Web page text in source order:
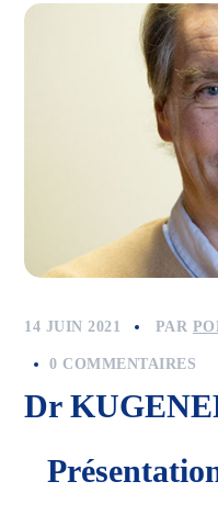
14 JUIN 2021 PAR
0 COMMENTAIRES
Dr